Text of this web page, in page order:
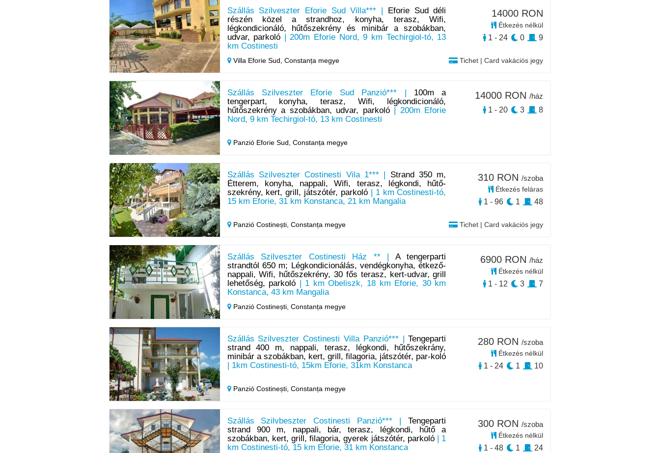
Szállás Szilveszter Eforie Sud Villa*** |
Eforie Sud déli
részén közel a strandhoz, konyha, terasz, Wifi,
légkondicionáló, hűtőszekrény és minibár a szobákban,
udvar, parkoló | 200m Eforie Nord, 9 km Techirgiol-tó, 13
km Costinesti
Villa Eforie Sud, Constanța megye Tichet | Card vakációs jegy
14000 RON
Étkezés nélkül
1 - 24 0 9
Szállás Szilveszter Eforie Sud Panzió*** | 100m a
tengerpart, konyha, terasz, Wifi, légkondicionáló,
hűtőszekrény a szobákban, udvar, parkoló| 200m Eforie
Nord, 9 km Techirgiol-tó, 13 km Costinesti
Panzió Eforie Sud, Constanța megye
14000 RON /ház
1 - 20
3 8
Szállás Szilveszter Costinesti Vila 1*** | Strand 350 m,
Étterem, konyha, nappali, Wifi, terasz, légkondi, hűtő-
szekrény, kert, grill, játszótér, parkoló| 1 km Costinesti-tó,
15 km Eforie, 31 km Konstanca, 21 km Mangalia
Panzió Costinești, Constanța megye Tichet | Card vakációs jegy
310 RON /szoba
Étkezés feláras
1 - 96 1 48
Szállás Szilveszter Costinesti Ház ** | A tengerparti
strandtól 650 m; Légkondicionálás, vendégkonyha, étkező-
nappali, Wifi, hűtőszekrény, 30 fős terasz, kert-udvar, grill
lehetőség, parkoló | 1 km Obeliszk, 18 km Eforie, 30 km
Konstanca, 43 km Mangalia
Panzió Costinești, Constanța megye
6900 RON /ház
Étkezés nélkül
1 - 12 3 7
Szállás Szilveszter Costinesti Villa Panzió*** |Tengeparti
strand 400 m, nappali, terasz, légkondi, hűtőszekrány,
minibár a szobákban, kert, grill, filagoria, játszótér, par-koló
| 1km Costinesti-tó, 15km Eforie, 31km Konstanca
Panzió Costinești, Constanța megye
280 RON /szoba
Étkezés nélkül
1 - 24 1 10
Szállás Szilvbeszter Costinesti Panzió*** |Tengeparti
strand 900 m, nappali, bár, terasz, légkondi, hűtő a
szobákban, kert, grill, filagoria, gyerek játszótér, parkoló| 1
km Costinesti-tó, 15 km Eforie, 31 km Konstanca
300 RON /szoba
Étkezés nélkül
1 - 48 1 24